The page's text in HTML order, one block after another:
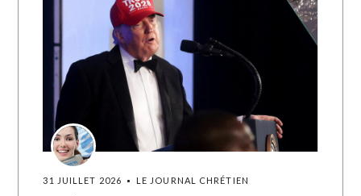
31 JUILLET 2026 LE JOURNAL CHRÉTIEN